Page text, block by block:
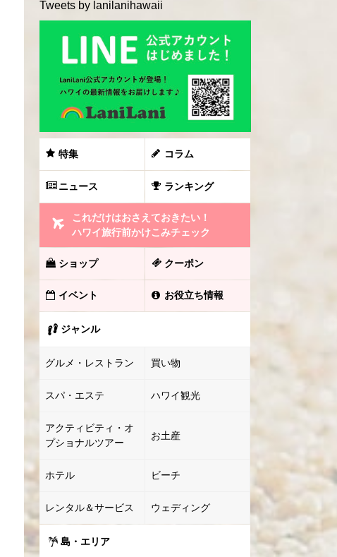
Tweets by lanilanihawaii
特集 コラム
ニュース ランキング
これだけはおさえておきたい！
ハワイ旅行前かけこみチェック
ショップ クーポン
イベント お役立ち情報
ジャンル
グルメ・レストラン 買い物
スパ・エステ ハワイ観光
アクティビティ・オ
プショナルツアー
お土産
ホテル ビーチ
レンタル＆サービス ウェディング
島・エリア